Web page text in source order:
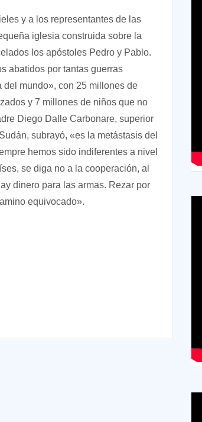
y a los representantes de las
iglesia construida sobre la
los apóstoles Pedro y Pablo.
abatidos por tantas guerras
mundo», con 25 millones de
y 7 millones de niños que no
Diego Dalle Carbonare, superior
subrayó, «es la metástasis del
hemos sido indiferentes a nivel
se diga no a la cooperación, al
dinero para las armas. Rezar por
equivocado».